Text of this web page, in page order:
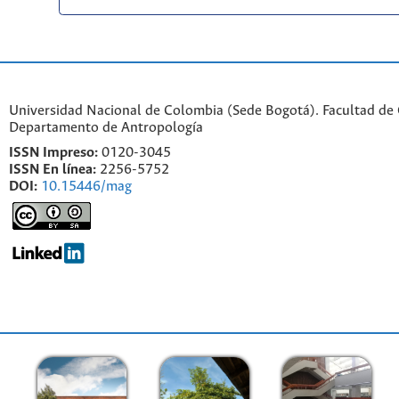
Universidad Nacional de Colombia (Sede Bogotá). Facultad de
Departamento de Antropología
ISSN Impreso: 0120-3045
ISSN En línea: 2256-5752
DOI: 10.15446/mag